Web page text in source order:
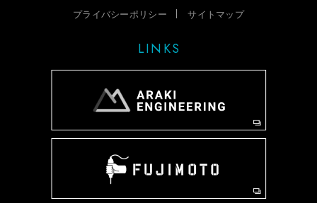
プライバシーポリシー
サイトマップ
LINKS